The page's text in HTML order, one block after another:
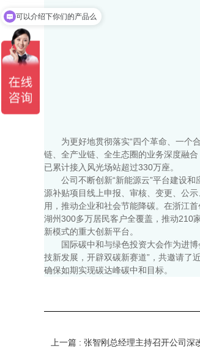
为更好地贯彻落实“四个革命、一个
链、全产业链、全生态圈的业务深度融
已累计接入风光场站超过330万座。
公司不断创新“新能源云”平台建设
源补贴项目线上申报、审核、变更、公
用，推动企业和社会节能降碳。在浙江
湖州300多万居民客户全覆盖，推动210
新模式的重大创新平台。
国际碳中和与绿色投资大会作为进
技新发展，开辟双碳新赛道”，共邀请了
确保如期实现碳达峰碳中和目标。
可以介绍下你们的产品么